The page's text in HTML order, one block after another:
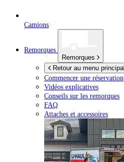
Camions
Remorques
Remorques
Retour au menu principal
Commencer une réservation
Vidéos explicatives
Conseils sur les remorques
FAQ
Attaches et accessoires